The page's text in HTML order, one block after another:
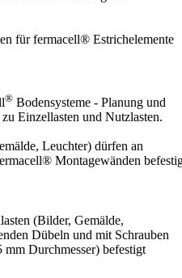
für fermacell® Estrichelemente
® Bodensysteme - Planung und
Einzellasten und Nutzlasten.
Leuchter) dürfen an
Montagewänden
(Bilder, Gemälde,
Dübeln und mit Schrauben
Durchmesser) befestigt